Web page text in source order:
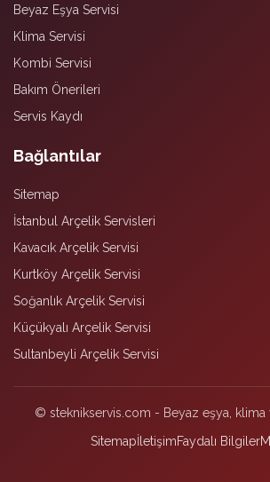
Beyaz Eşya Servisi
Klima Servisi
Kombi Servisi
Bakım Önerileri
Servis Kaydı
Bağlantılar
Sitemap
İstanbul Arçelik Servisleri
Kavacık Arçelik Servisi
Kurtköy Arçelik Servisi
Soğanlık Arçelik Servisi
Küçükyalı Arçelik Servisi
Sultanbeyli Arçelik Servisi
© steknikservis.com - Beyaz eşya, klima
SitemapİletişimFaydalı Bilgiler